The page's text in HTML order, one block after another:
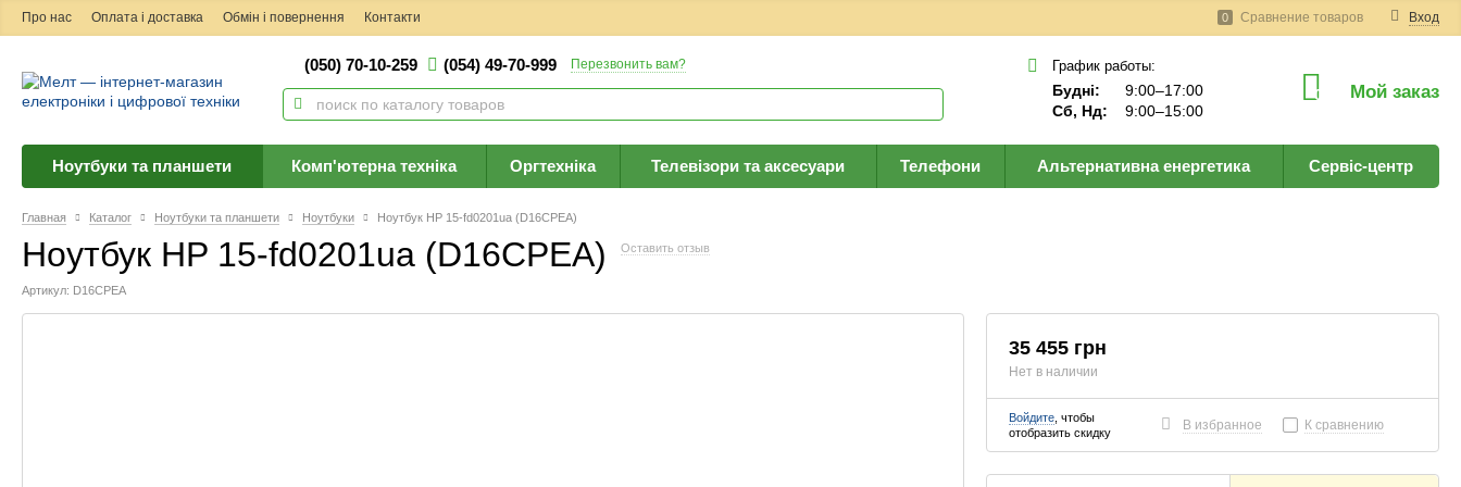
Про нас Оплата і доставка Обмін і повернення Контакти Вход
0 Сравнение товаров
(050) 70-10-259 (054) 49-70-999 Перезвонить вам? График работы:
Будні:
9:00–17:00
Сб, Нд:
9:00–15:00
0 Мой заказ
Ноутбуки та планшети Комп'ютерна техніка Оргтехніка Телевізори та аксесуари Телефони Альтернативна енергетика Сервіс-центр
Главная Каталог Ноутбуки та планшети Ноутбуки Ноутбук HP 15-fd0201ua (D16CPEA)
Ноутбук HP 15-fd0201ua (D16CPEA) Оставить отзыв
Артикул: D16CPEA
35 455 грн
Нет в наличии
Войдите, чтобы
отобразить скидку
В избранное К сравнению